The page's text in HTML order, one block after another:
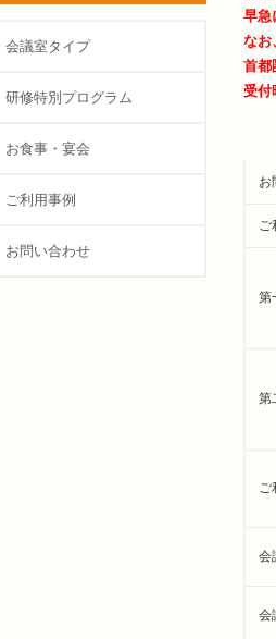
会議室タイプ
研修特別プログラム
お食事・宴会
ご利用事例
お問い合わせ
早急
なお
首都
受付
お
ご
第
第
ご
会
会